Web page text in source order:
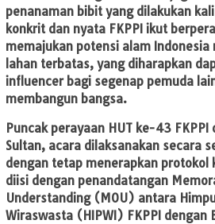
penanaman bibit yang dilakukan
konkrit dan nyata FKPPI ikut
memajukan potensi alam
lahan terbatas, yang diharapkan
influencer bagi segenap pemuda
membangun bangsa.
Puncak perayaan HUT ke-43 FKPPI
Sultan, acara dilaksanakan secara
dengan tetap menerapkan protokol
diisi dengan penandatangan
Understanding (MOU) antara
Wiraswasta (HIPWI) FKPPI dengan